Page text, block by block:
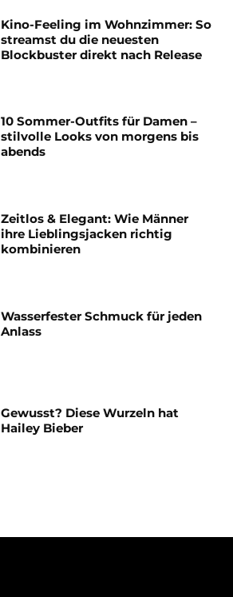
Kino-Feeling im Wohnzimmer: So
streamst du die neuesten
Blockbuster direkt nach Release
10 Sommer-Outfits für Damen –
stilvolle Looks von morgens bis
abends
Zeitlos & Elegant: Wie Männer
ihre Lieblingsjacken richtig
kombinieren
Wasserfester Schmuck für jeden
Anlass
Gewusst? Diese Wurzeln hat
Hailey Bieber